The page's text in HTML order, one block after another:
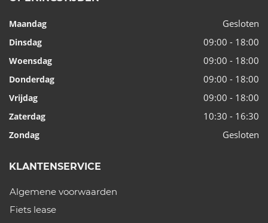
Maandag Gesloten
Dinsdag 09:00 - 18:00
Woensdag 09:00 - 18:00
Donderdag 09:00 - 18:00
Vrijdag 09:00 - 18:00
Zaterdag 10:30 - 16:30
Zondag Gesloten
KLANTENSERVICE
Algemene voorwaarden
Fiets lease